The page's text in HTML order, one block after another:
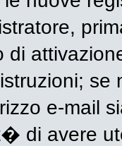
e-mail
di avere